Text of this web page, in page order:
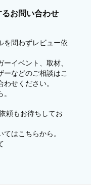
お問い合わせ
を問わずレビュー依
イベント、取材、
ーなどのご相談はこ
せください。
頼もお待ちしてお
はこちらから。